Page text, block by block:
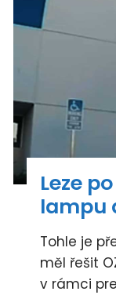
Leze
lampu
Tohle je
měl řešit
v rámci